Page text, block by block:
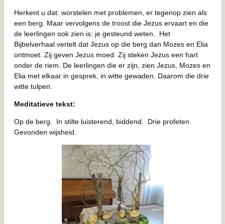
Herkent u dat: worstelen met problemen, er tegenop zien als
een berg. Maar vervolgens de troost die Jezus ervaart en die
de leerlingen ook zien is: je gesteund weten. Het
Bijbelverhaal vertelt dat Jezus op die berg dan Mozes en Elia
ontmoet. Zij geven Jezus moed. Zij steken Jezus een hart
onder de riem. De leerlingen die er zijn, zien Jezus, Mozes en
Elia met elkaar in gesprek, in witte gewaden. Daarom die drie
witte tulpen.
Meditatieve tekst:
Op de berg. In stilte luisterend, biddend. Drie profeten.
Gevonden wijsheid.